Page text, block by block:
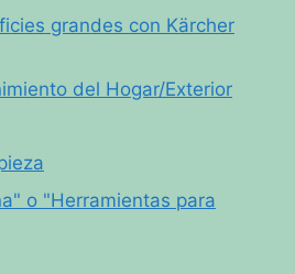
grandes con Kärcher
del Hogar/Exterior
o "Herramientas para